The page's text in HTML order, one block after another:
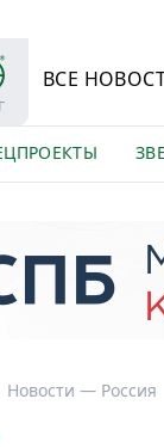
ВСЕ
ИНН: 7831000027
Новости — Россия